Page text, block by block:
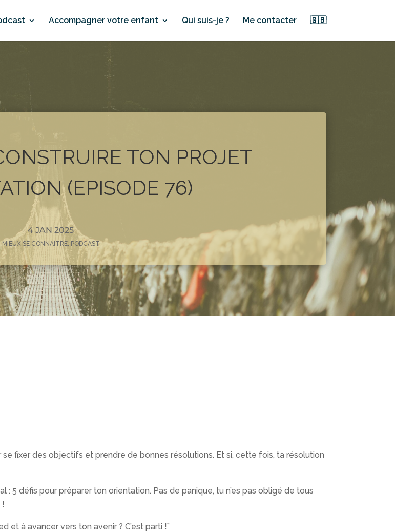
Accompagner votre enfant Qui suis-je ? Me contacter 🇬🇧
TON PROJET
(EPISODE 76)
4 JAN 2025
MIEUX SE CONNAÎTRE, PODCAST
se fixer des objectifs et prendre de bonnes résolutions. Et si, cette fois, ta résolution
5 défis pour préparer ton orientation. Pas de panique, tu n’es pas obligé de tous
à avancer vers ton avenir ? C’est parti !”